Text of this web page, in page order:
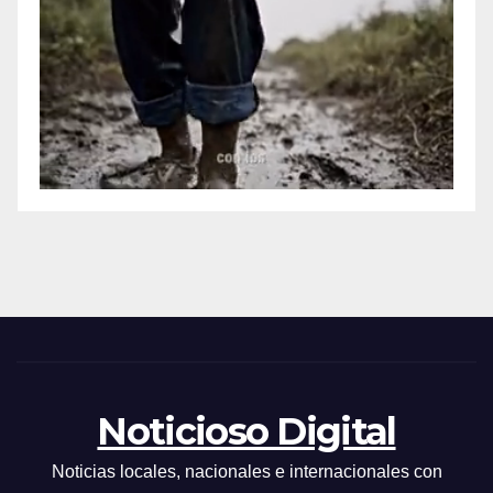
Noticioso Digital
Noticias locales, nacionales e internacionales con